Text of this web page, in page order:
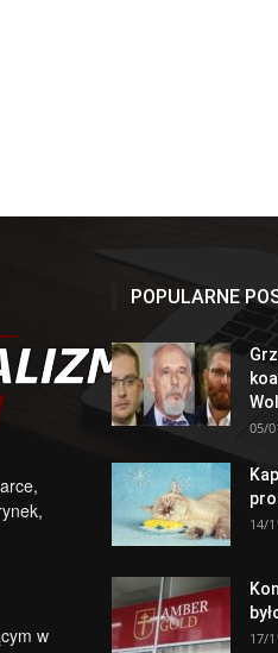
w
POPULARNE
05/
14/
17/